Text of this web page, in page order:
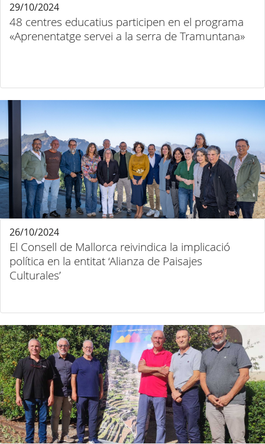
48 centres educatius participen en el programa
«Aprenentatge servei a la serra de Tramuntana»
29/10/2024
El Consell de Mallorca reivindica la implicació
política en la entitat ‘Alianza de Paisajes
Culturales’
26/10/2024